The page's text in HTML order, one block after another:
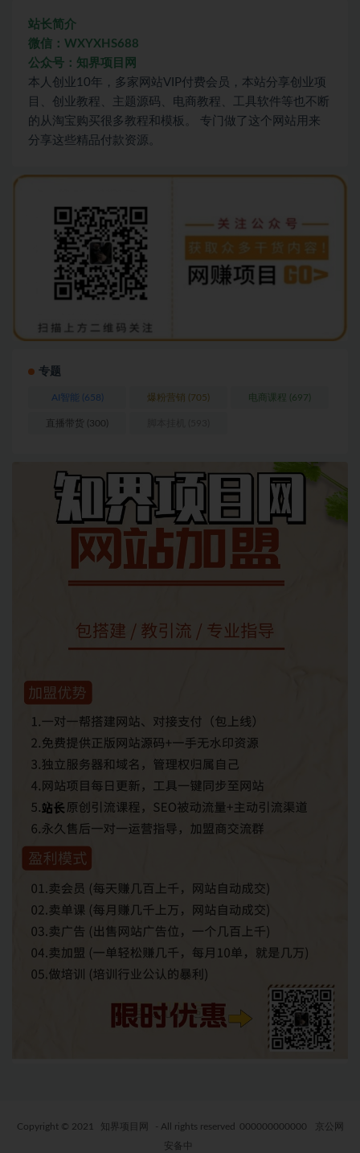
站长简介
微信：WXYXHS688
公众号：知界项目网
本人创业10年，多家网站VIP付费会员，本站分享创业项
目、创业教程、主题源码、电商教程、工具软件等也不断
的从淘宝购买很多教程和模板。 专门做了这个网站用来
分享这些精品付款资源。
专题
AI智能 (658) 爆粉营销 (705) 电商课程 (697)
直播带货 (300)
Copyright © 2021 知界项目网 - All rights reserved 000000000000
京公网
安备中